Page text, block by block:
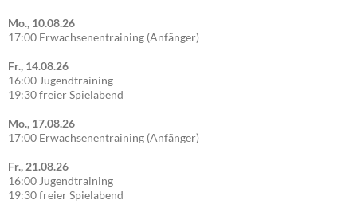
Mo., 10.08.26
17:00 Erwachsenentraining (Anfänger)
Fr., 14.08.26
16:00 Jugendtraining
19:30 freier Spielabend
Mo., 17.08.26
17:00 Erwachsenentraining (Anfänger)
Fr., 21.08.26
16:00 Jugendtraining
19:30 freier Spielabend